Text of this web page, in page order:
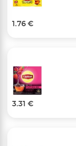
1.76 €
3.31 €